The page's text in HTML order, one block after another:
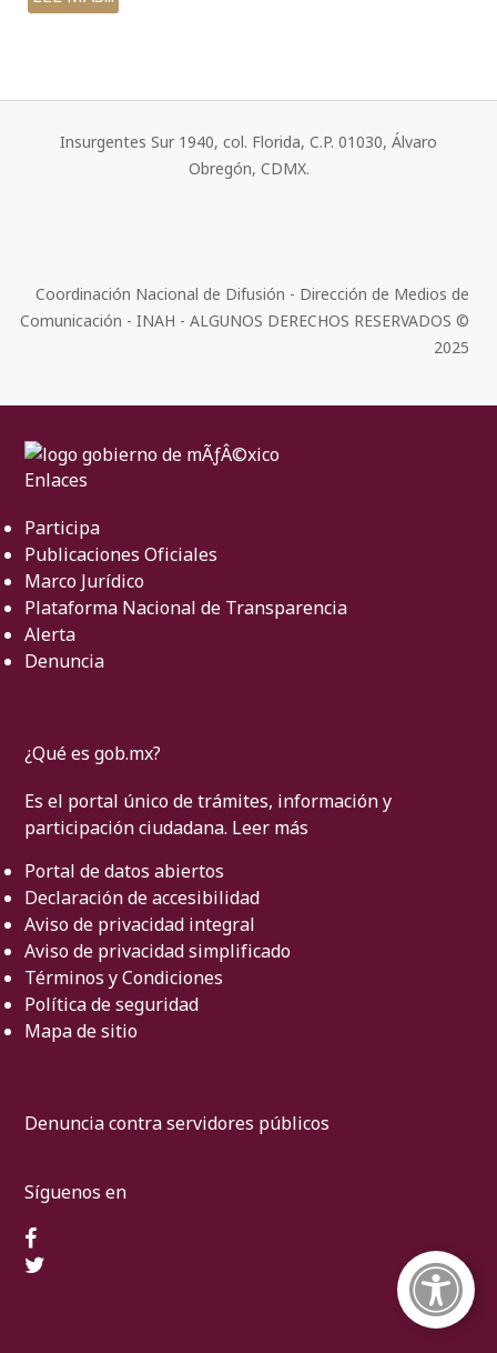
Insurgentes Sur 1940, col. Florida, C.P. 01030, Álvaro
Obregón, CDMX.
Coordinación Nacional de Difusión - Dirección de Medios de
Comunicación - INAH - ALGUNOS DERECHOS RESERVADOS ©
2025
Enlaces
Participa
Publicaciones Oficiales
Marco Jurídico
Plataforma Nacional de Transparencia
Alerta
Denuncia
¿Qué es gob.mx?
Es el portal único de trámites, información y
participación ciudadana. Leer más
Portal de datos abiertos
Declaración de accesibilidad
Aviso de privacidad integral
Aviso de privacidad simplificado
Términos y Condiciones
Política de seguridad
Mapa de sitio
Denuncia contra servidores públicos
Síguenos en